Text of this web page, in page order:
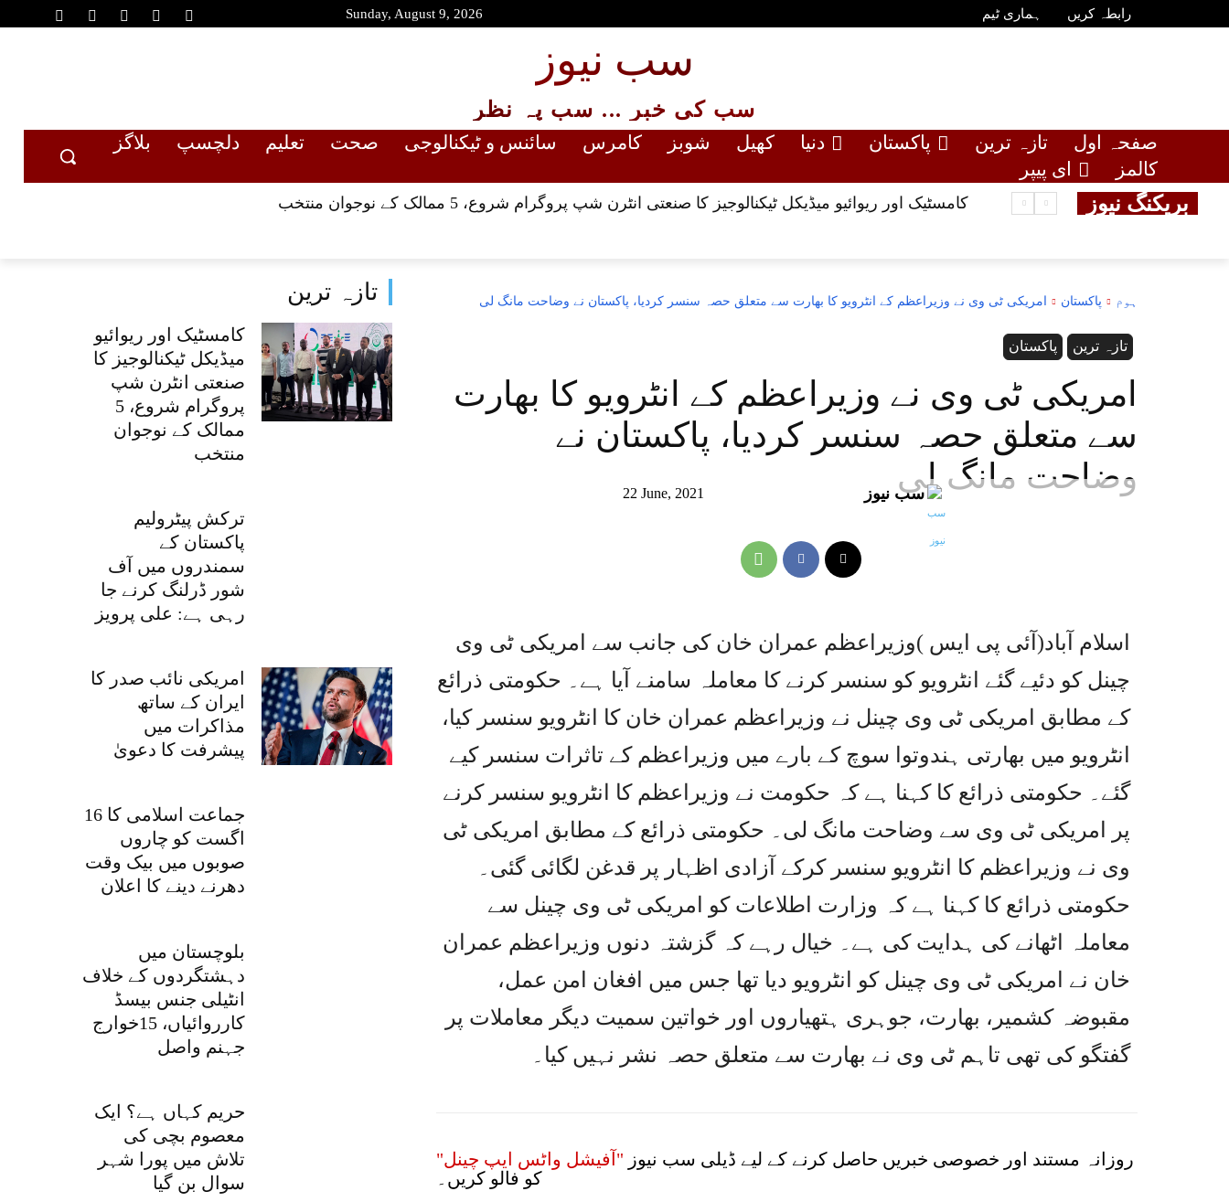
Sunday, August 9, 2026 رابطہ کریں ہماری ٹیم
سب نیوز
سب کی خبر ... سب پہ نظر
صفحہ اول تازہ ترین پاکستان دنیا کھیل شوبز کامرس سائنس و ٹیکنالوجی صحت تعلیم دلچسپ
بلاگز
کالمز
ای پیپر
بریکنگ نیوز کامسٹیک اور ریوائیو میڈیکل ٹیکنالوجیز کا صنعتی انٹرن شپ پروگرام شروع، 5 ممالک کے نوجوان منتخب
تازہ ترین
کامسٹیک اور ریوائیو
میڈیکل ٹیکنالوجیز کا
صنعتی انٹرن شپ
پروگرام شروع، 5
ممالک کے نوجوان
منتخب
ترکش پیٹرولیم
پاکستان کے
سمندروں میں آف
شور ڈرلنگ کرنے جا
رہی ہے: علی پرویز
امریکی نائب صدر کا
ایران کے ساتھ
مذاکرات میں
پیشرفت کا دعویٰ
جماعت اسلامی کا 16
اگست کو چاروں
صوبوں میں بیک وقت
دھرنے دینے کا اعلان
بلوچستان میں
دہشتگردوں کے خلاف
انٹیلی جنس بیسڈ
کارروائیاں، 15خوارج
جہنم واصل
حریم کہاں ہے؟ ایک
معصوم بچی کی
تلاش میں پورا شہر
سوال بن گیا
ہوم پاکستان امریکی ٹی وی نے وزیراعظم کے انٹرویو کا بھارت سے متعلق حصہ سنسر کردیا، پاکستان نے وضاحت مانگ لی
پاکستان تازہ ترین
امریکی ٹی وی نے وزیراعظم کے انٹرویو کا بھارت
سے متعلق حصہ سنسر کردیا، پاکستان نے
وضاحت مانگ لی
22 June, 2021 سب نیوز
اسلام آباد(آئی پی ایس )وزیراعظم عمران خان کی جانب سے امریکی ٹی وی
چینل کو دئیے گئے انٹرویو کو سنسر کرنے کا معاملہ سامنے آیا ہے۔ حکومتی ذرائع
کے مطابق امریکی ٹی وی چینل نے وزیراعظم عمران خان کا انٹرویو سنسر کیا،
انٹرویو میں بھارتی ہندوتوا سوچ کے بارے میں وزیراعظم کے تاثرات سنسر کیے
گئے۔ حکومتی ذرائع کا کہنا ہے کہ حکومت نے وزیراعظم کا انٹرویو سنسر کرنے
پر امریکی ٹی وی سے وضاحت مانگ لی۔ حکومتی ذرائع کے مطابق امریکی ٹی
وی نے وزیراعظم کا انٹرویو سنسر کرکے آزادی اظہار پر قدغن لگائی گئی۔
حکومتی ذرائع کا کہنا ہے کہ وزارت اطلاعات کو امریکی ٹی وی چینل سے
معاملہ اٹھانے کی ہدایت کی ہے۔ خیال رہے کہ گزشتہ دنوں وزیراعظم عمران
خان نے امریکی ٹی وی چینل کو انٹرویو دیا تھا جس میں افغان امن عمل،
مقبوضہ کشمیر، بھارت، جوہری ہتھیاروں اور خواتین سمیت دیگر معاملات پر
گفتگو کی تھی تاہم ٹی وی نے بھارت سے متعلق حصہ نشر نہیں کیا۔
روزانہ مستند اور خصوصی خبریں حاصل کرنے کے لیے ڈیلی سب نیوز "آفیشل واٹس ایپ چینل"
کو فالو کریں۔